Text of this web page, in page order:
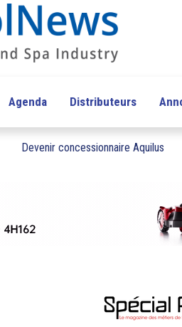
Agenda Distributeurs
Devenir concessionnaire Aquilus